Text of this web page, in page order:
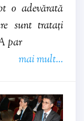
o adevărată
sunt tratați
par
mai mult...